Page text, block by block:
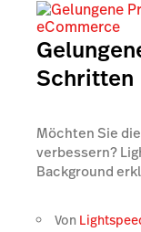
eCommerce
Schritten
Möchten Sie
verbessern?
Background
Von